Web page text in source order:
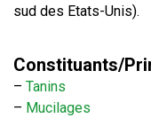
sud des Etats-Unis).
Constituants/
– Tanins
– Mucilages